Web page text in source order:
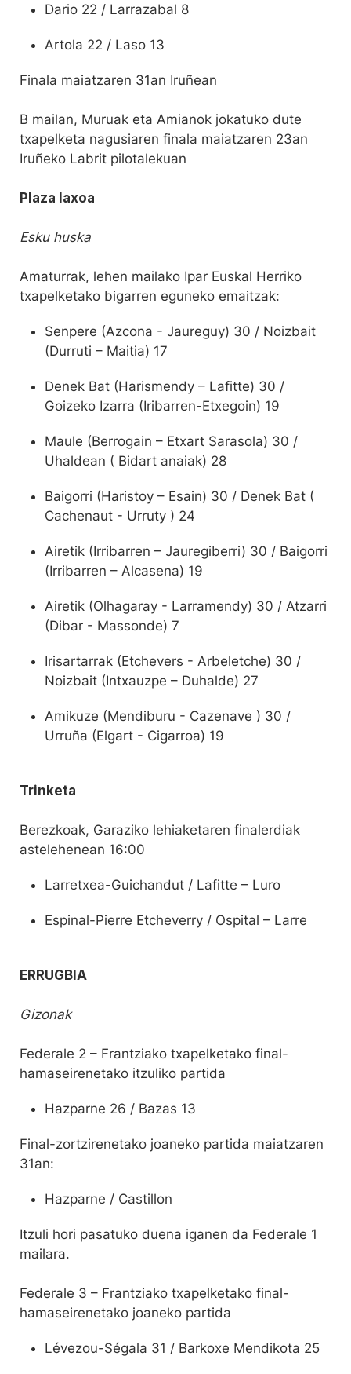
Dario 22 / Larrazabal 8
Artola 22 / Laso 13
Finala maiatzaren 31an Iruñean
B mailan, Muruak eta Amianok jokatuko dute
txapelketa nagusiaren finala maiatzaren 23an
Iruñeko Labrit pilotalekuan
Plaza laxoa
Esku huska
Amaturrak, lehen mailako Ipar Euskal Herriko
txapelketako bigarren eguneko emaitzak:
Senpere (Azcona - Jaureguy) 30 / Noizbait
(Durruti – Maitia) 17
Denek Bat (Harismendy – Lafitte) 30 /
Goizeko Izarra (Iribarren-Etxegoin) 19
Maule (Berrogain – Etxart Sarasola) 30 /
Uhaldean ( Bidart anaiak) 28
Baigorri (Haristoy – Esain) 30 / Denek Bat (
Cachenaut - Urruty ) 24
Airetik (Irribarren – Jauregiberri) 30 / Baigorri
(Irribarren – Alcasena) 19
Airetik (Olhagaray - Larramendy) 30 / Atzarri
(Dibar - Massonde) 7
Irisartarrak (Etchevers - Arbeletche) 30 /
Noizbait (Intxauzpe – Duhalde) 27
Amikuze (Mendiburu - Cazenave ) 30 /
Urruña (Elgart - Cigarroa) 19
Trinketa
Berezkoak, Garaziko lehiaketaren finalerdiak
astelehenean 16:00
Larretxea-Guichandut / Lafitte – Luro
Espinal-Pierre Etcheverry / Ospital – Larre
ERRUGBIA
Gizonak
Federale 2 – Frantziako txapelketako final-
hamaseirenetako itzuliko partida
Hazparne 26 / Bazas 13
Final-zortzirenetako joaneko partida maiatzaren
31an:
Hazparne / Castillon
Itzuli hori pasatuko duena iganen da Federale 1
mailara.
Federale 3 – Frantziako txapelketako final-
hamaseirenetako joaneko partida
Lévezou-Ségala 31 / Barkoxe Mendikota 25